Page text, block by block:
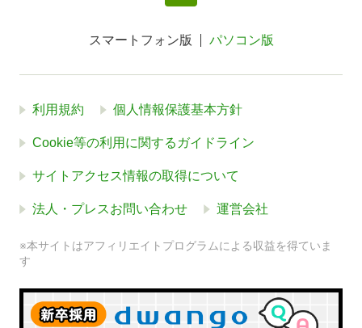
スマートフォン版 パソコン版
利用規約 個人情報保護基本方針
Cookie等の利用に関するガイドライン
サイトアクセス情報の取得について
法人・プレスお問い合わせ 運営会社
※本サイトはアフィリエイトプログラムによる収益を得ていま
す